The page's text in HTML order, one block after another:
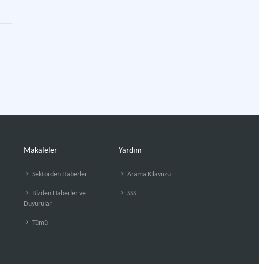
Makaleler
Sektörden Haberler
Bizden Haberler ve
Duyurular
Tümü
Yardım
Arama Kılavuzu
SSS